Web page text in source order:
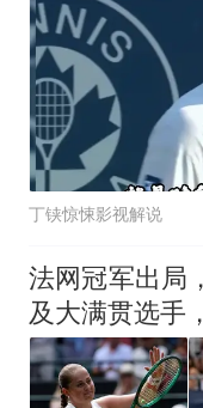
丁铗惊悚影视解说
法网冠军出局
及大满贯选手